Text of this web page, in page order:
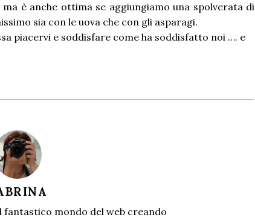
è anche ottima se aggiungiamo una spolverata di
sia con le uova che con gli asparagi.
piacervi e soddisfare come ha soddisfatto noi …. e
fantastico mondo del web creando